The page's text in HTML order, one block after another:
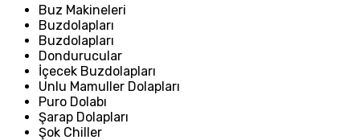
Buz Makineleri
Buzdolapları
Buzdolapları
Dondurucular
İçecek Buzdolapları
Unlu Mamuller Dolapları
Puro Dolabı
Şarap Dolapları
Şok Chiller